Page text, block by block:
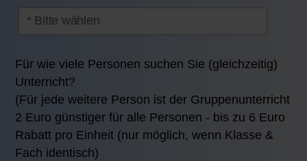
Für wie viele Personen suchen Sie (gleichzeitig)
Unterricht?
(Für jede weitere Person ist der Gruppenunterricht
2 Euro günstiger für alle Personen - bis zu 6 Euro
Rabatt pro Einheit (nur möglich, wenn Klasse &
Fach identisch)